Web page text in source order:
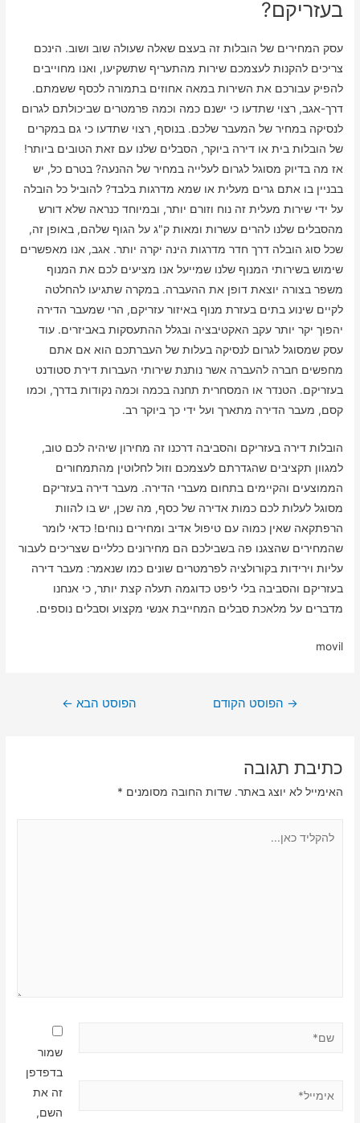
בעזריקם?
עסק המחירים של הובלות זה בעצם שאלה שעולה שוב ושוב. הינכם
צריכים להקנות לעצמכם שירות מהתעריף שתשקיעו, ואנו מחוייבים
להפיק עבורכם את השירות במאה אחוזים בתמורה לכסף ששמתם.
דרך-אגב, רצוי שתדעו כי ישנם כמה וכמה פרמטרים שביכולתם לגרום
לנסיקה במחיר של המעבר שלכם. בנוסף, רצוי שתדעו כי גם במקרים
של הובלות בית או דירה ביוקר, הסבלים שלנו עם זאת הטובים ביותר!
אז מה בדיוק מסוגל לגרום לעלייה במחיר של ההנעה? בטרם כל, יש
בבניין בו אתם גרים מעלית או שמא מדרגות בלבד? להוביל כל הובלה
על ידי שירות מעלית זה נוח וזורם יותר, ובמיוחד כנראה שלא דורש
מהסבלים שלנו להרים עשרות ומאות ק"ג על הגוף שלהם, באופן זה,
שכל סוג הובלה דרך חדר מדרגות הינה יקרה יותר. אגב, אנו מאפשרים
שימוש בשירותי המנוף שלנו שמייעל אנו מציעים לכם את המנוף
משפר בצורה יוצאת דופן את ההעברה. במקרה שתגיעו להחלטה
לקיים שינוע בתים בעזרת מנוף באיזור עזריקם, הרי שמעבר הדירה
יהפוך יקר יותר עקב האקטיבציה ובגלל ההתעסקות באביזרים. עוד
עסק שמסוגל לגרום לנסיקה בעלות של העברתכם הוא אם אתם
מחפשים חברה להעברה אשר נותנת שירותי העברות דירת סטודנט
בעזריקם. הטנדר או המסחרית תחנה בכמה וכמה נקודות בדרך, וכמו
קסם, מעבר הדירה מתארך ועל ידי כך ביוקר רב.
הובלות דירה בעזריקם והסביבה דרכנו זה מחירון שיהיה לכם טוב,
למגוון תקציבים שהגדרתם לעצמכם וזול לחלוטין מהתמחורים
הממוצעים והקיימים בתחום מעברי הדירה. מעבר דירה בעזריקם
מסוגל לעלות לכם כמות אדירה של כסף, מה שכן, יש בו להוות
הרפתקאה שאין כמוה עם טיפול אדיב ומחירים נוחים! כדאי לומר
שהמחירים שהצגנו פה בשבילכם הם מחירונים כלליים שצריכים לעבור
עליות וירידות בקורולציה לפרמטרים שונים כמו שנאמר: מעבר דירה
בעזריקם והסביבה בלי ליפט כדוגמה תעלה קצת יותר, כי אנחנו
מדברים על מלאכת סבלים המחייבת אנשי מקצוע וסבלים נוספים.
movil
ניווט
→ הפוסט הקודם הפוסט הבא ←
כתיבת תגובה
האימייל לא יוצג באתר. שדות החובה מסומנים *
שמור
בדפדפן
זה את
השם,